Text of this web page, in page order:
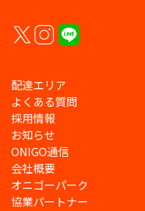
配達エリア
よくある質問
採用情報
お知らせ
ONIGO通信
会社概要
オニゴーパーク
協業パートナー